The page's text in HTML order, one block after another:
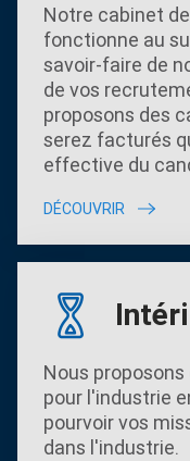
Notre cabinet
fonctionne au
savoir-faire de
de vos
proposons des
serez facturés
effective du
DÉCOUVRIR
Nous
pour l'industrie
pourvoir vos
dans l'industrie.